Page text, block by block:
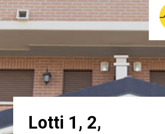
Lotti 1, 2,